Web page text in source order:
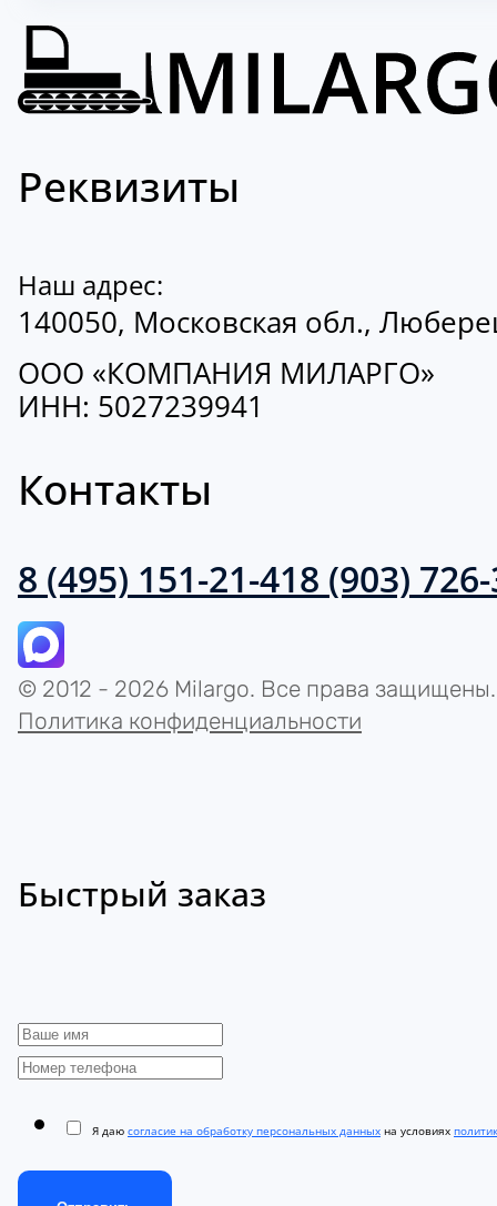
Реквизиты
Наш адрес:
140050, Московская обл.,
ООО «КОМПАНИЯ МИЛАРГО»
ИНН: 5027239941
Контакты
8 (495) 151-21-418 (903)
© 2012 - 2026 Milargo. Все права защищены.
Политика конфиденциальности
Быстрый заказ
Я даю согласие на обработку персональных данных на условиях